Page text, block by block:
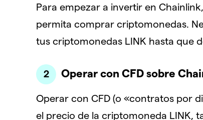
Para empezar a invertir en
permita comprar criptomonedas.
tus criptomonedas LINK hasta que
Operar con CFD sobre
Operar con CFD (o «contratos por
el precio de la criptomoneda LINK,